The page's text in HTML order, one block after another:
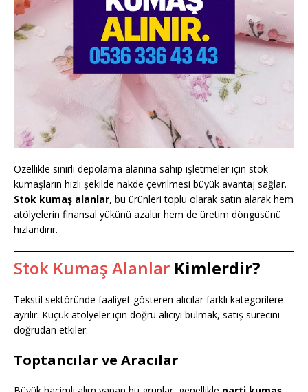
Özellikle sınırlı depolama alanına sahip işletmeler için stok
kumaşların hızlı şekilde nakde çevrilmesi büyük avantaj sağlar.
Stok kumaş alanlar, bu ürünleri toplu olarak satın alarak hem
atölyelerin finansal yükünü azaltır hem de üretim döngüsünü
hızlandırır.
Stok Kumaş Alanlar Kimlerdir?
Tekstil sektöründe faaliyet gösteren alıcılar farklı kategorilere
ayrılır. Küçük atölyeler için doğru alıcıyı bulmak, satış sürecini
doğrudan etkiler.
Toptancılar ve Aracılar